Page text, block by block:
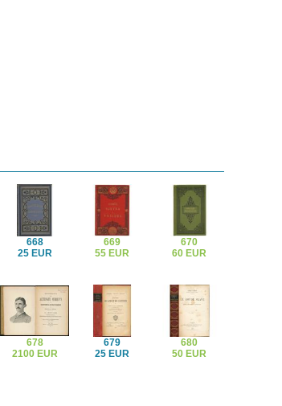
668
25 EUR
669
55 EUR
670
60 EUR
678
2100 EUR
679
25 EUR
680
50 EUR